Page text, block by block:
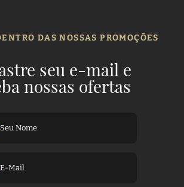
DAS NOSSAS PROMOÇÕES
seu e-mail e
nossas ofertas